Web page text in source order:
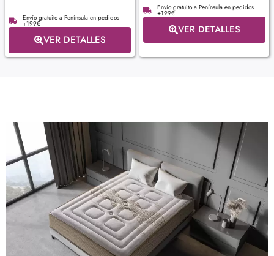
Envío gratuito a Península en pedidos
+199€
VER DETALLES
Envío gratuito a Península en pedidos
+199€
VER DETALLES